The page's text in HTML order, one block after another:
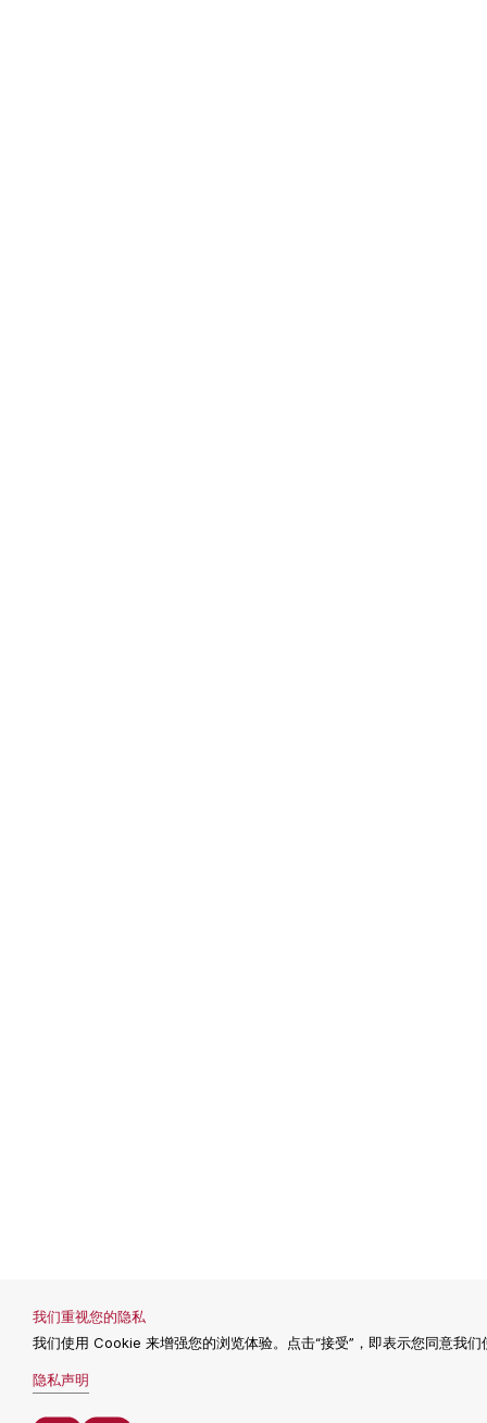
我们重视您的隐私
我们使用 Cookie 来增强您的浏览体验。点击“接受”，即表示您同意我
隐私声明